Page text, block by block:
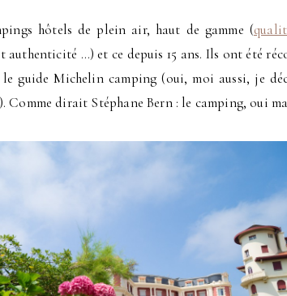
hôtels de plein air, haut de gamme (
authenticité …) et ce depuis 15 ans. Ils ont été
guide Michelin camping (oui, moi aussi, je
dirait Stéphane Bern : le camping, oui